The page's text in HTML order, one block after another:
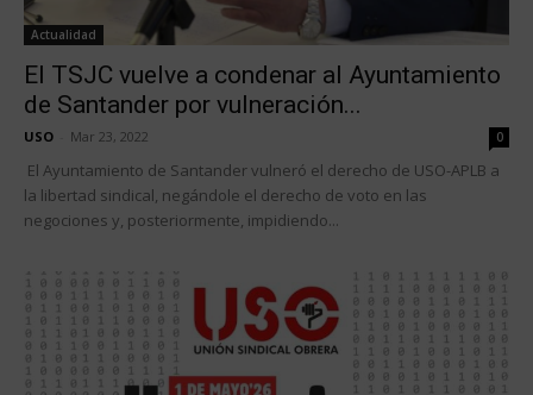
Actualidad
El TSJC vuelve a condenar al Ayuntamiento
de Santander por vulneración...
USO Mar 23, 2022 0
El Ayuntamiento de Santander vulneró el derecho de USO-APLB a
la libertad sindical, negándole el derecho de voto en las
negociones y, posteriormente, impidiendo...